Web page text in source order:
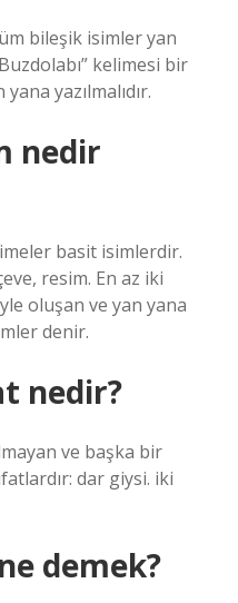
bileşik isimler yan
kelimesi bir
yazılmalıdır.
nedir
basit isimlerdir.
resim. En az iki
oluşan ve yan yana
denir.
nedir?
ve başka bir
dar giysi. iki
demek?